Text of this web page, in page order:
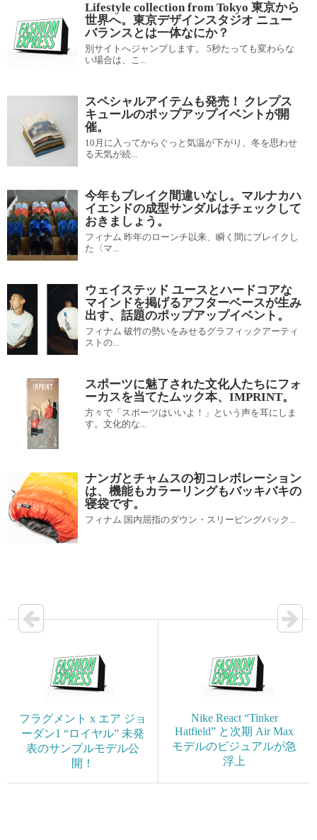
Lifestyle collection from Tokyo 東京から
世界へ。東京デザインスタジオ ニュー
バランスとは一体なにか？
別サイトへジャンプします。 5秒たっても変わらな
い場合は、こ...
スペシャルアイテムも発売！ クレプス
キュールのポップアップイベントが開
催。
10月に入ってからぐっと気温が下がり、冬を思わせ
る天気が続...
今年もブレイク間違いなし。マルナカハ
イエンドの成型サンダルはチェックして
おきましょう。
フィナム 昨年のローンチ以来、瞬く間にブレイクし
た〈マ...
ウェイステッド ユースとハードコアな
マインドを掲げるアフターベースが生み
出す、話題のポップアップイベント。
フィナム 破竹の勢いをみせるグラフィックアーティ
ストの...
スポーツに魅了された文化人たちにフォ
ーカスを当てたムック本、IMPRINT。
方々で「スポーツはいいよ！」という声を耳にしま
す。文化的な...
ナンガとチャムスの初コレボレーション
は、機能もカラーリングもバッキバキの
寝袋です。
フィナム 国内屈指のダウン・スリーピングバック...
フラグメント x エア ジョ
ーダン1 “ロイヤル” 未発
表のサンプルモデル公
開！
Nike React “Tinker
Hatfield” と次期 Air Max
モデルのビジュアルが急
浮上